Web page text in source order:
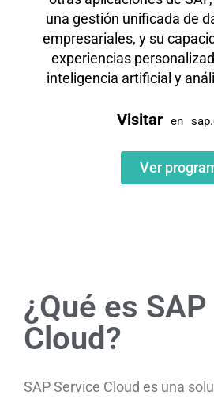
una gestión unificada de
empresariales, y su
experiencias
inteligencia artificial y
Visitar en
Ver
¿Qué es
Cloud?
SAP Service Cloud es una